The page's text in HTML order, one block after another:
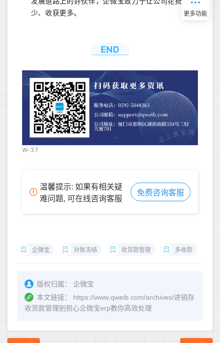
少、收获更多。
END
W-37
温馨提示: 如果有相关疑
难问题, 可在线咨询客服
免费咨询客服
企微宝 对账冻结 收货款管理 多收款
版权归属：
企微宝
本文链接：
https://www.qweib.com/archives/进销存
收货款管理别担心企微宝erp教你高效处理